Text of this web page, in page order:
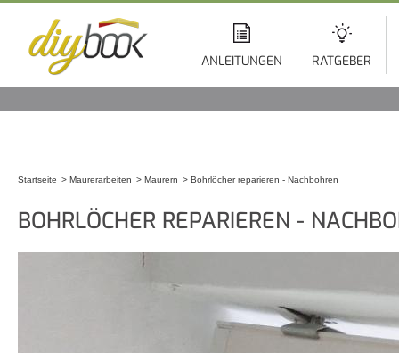
ANLEITUNGEN RATGEBER
Startseite Maurerarbeiten Maurern Bohrlöcher reparieren - Nachbohren
BOHRLÖCHER REPARIEREN -